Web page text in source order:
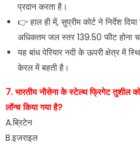
प्रदान करता है।
👉 हाल ही में, सुप्रीम कोर्ट ने निर्देश
अधिकतम जल स्तर 139.50 फीट होना
यह बांध पेरियार नदी के ऊपरी क्षेत्र में
केरल में बहती है।
7. भारतीय नौसेना के स्टेल्थ फ्रिगेट तुशील
लॉन्च किया गया है?
A.ब्रिटेन
B.इजराइल